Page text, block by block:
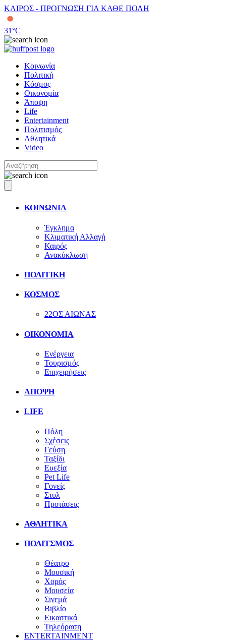
ΚΑΙΡΟΣ - ΠΡΟΓΝΩΣΗ ΓΙΑ ΚΑΘΕ ΠΟΛΗ
31°C
Κοινωνία
Πολιτική
Κόσμος
Οικονομία
Άποψη
Life
Entertainment
Πολιτισμός
Αθλητικά
Video
ΚΟΙΝΩΝΙΑ
Έγκλημα
Κλιματική Αλλαγή
Καιρός
Ανακύκλωση
ΠΟΛΙΤΙΚΗ
ΚΟΣΜΟΣ
22ΟΣ ΑΙΩΝΑΣ
ΟΙΚΟΝΟΜΙΑ
Ενέργεια
Τουρισμός
Επιχειρήσεις
ΑΠΟΨΗ
LIFE
Πόλη
Σχέσεις
Γεύση
Ταξίδι
Ευεξία
Pet Life
Γονείς
Στυλ
Προτάσεις
ΑΘΛΗΤΙΚΑ
ΠΟΛΙΤΣΜΟΣ
Θέατρο
Μουσική
Χορός
Μουσεία
Σινεμά
Βιβλίο
Εικαστικά
Τηλεόραση
ENTERTAINMENT